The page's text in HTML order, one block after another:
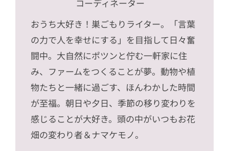
コーディネーター
おうち大好き！巣ごもりライター。「言葉
の力で人を幸せにする」を目指して日々奮
闘中。大自然にポツンと佇む一軒家に住
み、ファームをつくることが夢。動物や植
物たちと一緒に過ごす、ほんわかした時間
が至福。朝日や夕日、季節の移り変わりを
感じることが大好き。頭の中がいつもお花
畑の変わり者＆ナマケモノ。